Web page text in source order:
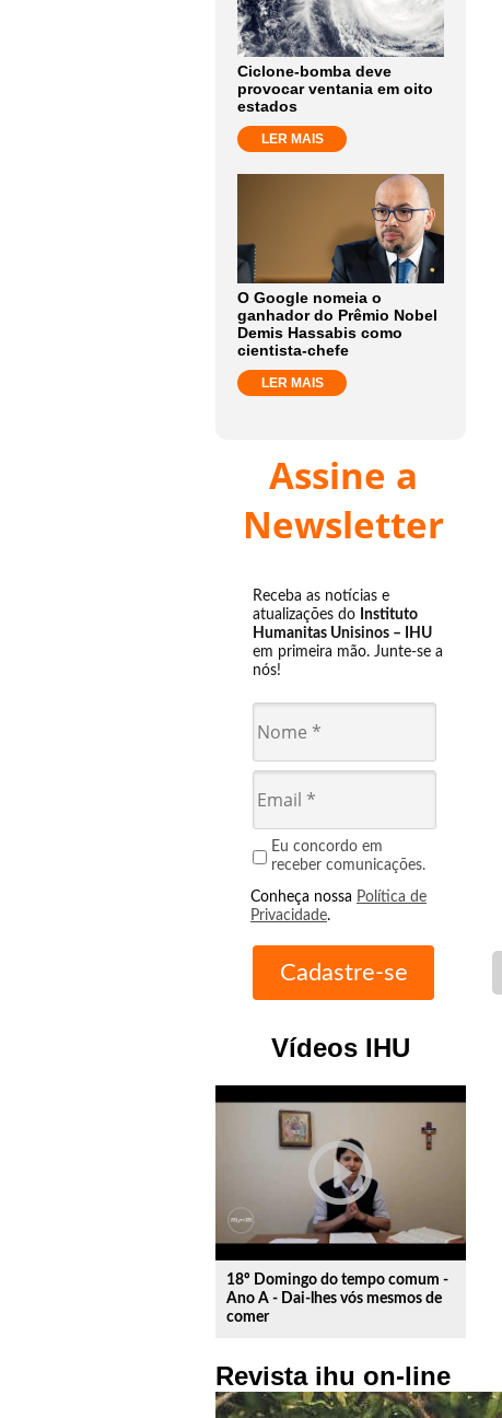
Ciclone-bomba deve
provocar ventania em oito
estados
LER MAIS
O Google nomeia o
ganhador do Prêmio Nobel
Demis Hassabis como
cientista-chefe
LER MAIS
Assine a
Newsletter
Receba as notícias e
atualizações do Instituto
Humanitas Unisinos – IHU
em primeira mão. Junte-se a
nós!
Eu concordo em
receber comunicações.
Conheça nossa Política de
Privacidade.
Vídeos IHU
play_circle_outline
18º Domingo do tempo comum -
Ano A - Dai-lhes vós mesmos de
comer
Revista ihu on-line